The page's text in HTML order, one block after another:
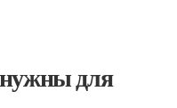
для